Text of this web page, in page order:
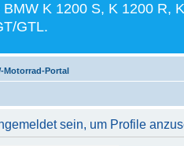
K 1200 S, K 1200 R,
GTL.
Motorrad-Portal
sein, um Profile